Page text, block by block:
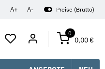
A+ A- Preise (Brutto)
0
0,00 €